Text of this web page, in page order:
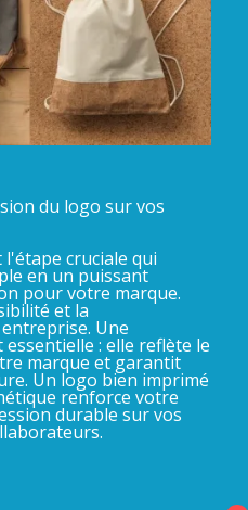
du logo sur vos
l'étape cruciale qui
en un puissant
pour votre marque.
et la
Une
: elle reflète le
marque et garantit
Un logo bien imprimé
renforce votre
durable sur vos